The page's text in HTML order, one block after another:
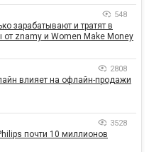
548
зарабатывают и тратят в
от znamy и Women Make Money
2808
влияет на офлайн-продажи
3528
почти 10 миллионов